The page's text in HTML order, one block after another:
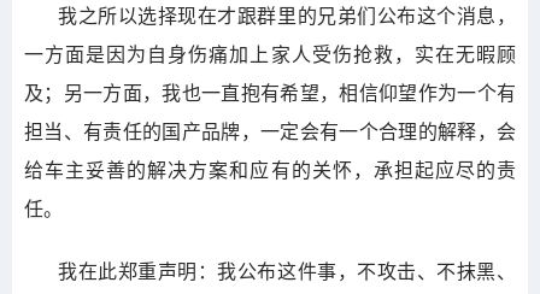
我之所以选择现在才跟群里的兄弟们公布这个消息，
一方面是因为自身伤痛加上家人受伤抢救，实在无暇顾
及；另一方面，我也一直抱有希望，相信仰望作为一个有
担当、有责任的国产品牌，一定会有一个合理的解释，会
给车主妥善的解决方案和应有的关怀，承担起应尽的责
任。
我在此郑重声明：我公布这件事，不攻击、不抹黑、